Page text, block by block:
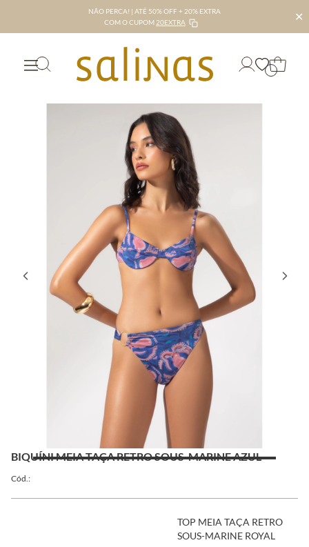
NÃO PERCA! | ATÉ 50% OFF + 20% EXTRA
COM O CUPOM 20EXTRA ✕
BIQUÍNI MEIA TAÇA RETRO SOUS-MARINE AZUL
Cód.:
TOP MEIA TAÇA RETRO
SOUS-MARINE ROYAL